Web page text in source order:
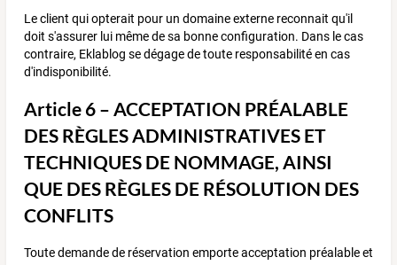
Le client qui opterait pour un domaine externe reconnait qu'il
doit s'assurer lui même de sa bonne configuration. Dans le cas
contraire, Eklablog se dégage de toute responsabilité en cas
d'indisponibilité.
Article 6 – ACCEPTATION PRÉALABLE
DES RÈGLES ADMINISTRATIVES ET
TECHNIQUES DE NOMMAGE, AINSI
QUE DES RÈGLES DE RÉSOLUTION DES
CONFLITS
Toute demande de réservation emporte acceptation préalable et